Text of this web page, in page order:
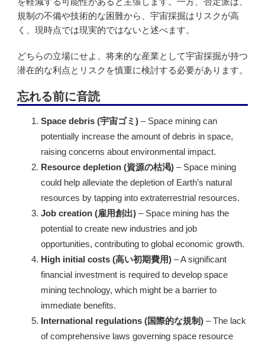
規制の不備や技術的な困難から、宇宙採掘はリスクが高
く、現時点では現実的ではないと述べます。
どちらの立場にせよ、将来的な産業として宇宙採掘が持つ
潜在的な利点とリスクを慎重に検討する必要があります。
忘れる前に音読
Space debris (宇宙ゴミ) – Space mining can
potentially increase the amount of debris in space,
raising concerns about environmental impact.
Resource depletion (資源の枯渇) – Space mining
could help alleviate the depletion of Earth’s natural
resources by tapping into extraterrestrial resources.
Job creation (雇用創出) – Space mining has the
potential to create new industries and job
opportunities, contributing to global economic growth.
High initial costs (高い初期費用) – A significant
financial investment is required to develop space
mining technology, which might be a barrier to
immediate benefits.
International regulations (国際的な規制) – The lack
of comprehensive laws governing space resource